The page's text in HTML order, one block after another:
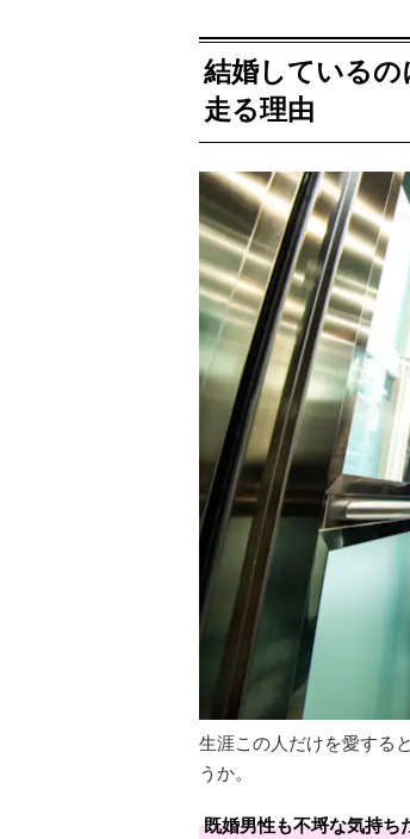
結婚している
走る理由
生涯この人だけを愛する
うか。
既婚男性も不埒な気持ち